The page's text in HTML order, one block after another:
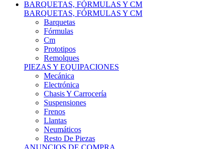
BARQUETAS, FÓRMULAS Y CM
BARQUETAS, FÓRMULAS Y CM
Barquetas
Fórmulas
Cm
Prototipos
Remolques
PIEZAS Y EQUIPACIONES
Mecánica
Electrónica
Chasis Y Carrocería
Suspensiones
Frenos
Llantas
Neumáticos
Resto De Piezas
ANUNCIOS DE COMPRA